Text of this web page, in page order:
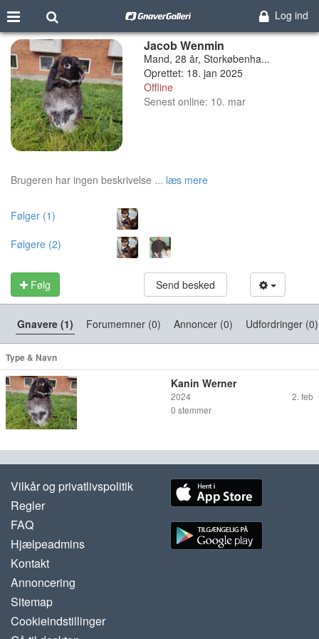
Log ind
Jacob Wenmin
Mand, 28 år, Storkøbenha...
Oprettet: 18. jan 2025
Offline
Senest online: 10. mar
Brugeren har ingen beskrivelse ... læs mere
Følger (1)
Følgere (2)
Følg Send besked
Gnavere (1) Forumemner (0) Annoncer (0) Udfordringer (0)
Type & Navn
Kanin Werner
2024
2. feb
0 stemmer
Vilkår og privatlivspolitik
Regler
FAQ
Hjælpeadmins
Kontakt
Annoncering
Sitemap
Cookieindstillinger